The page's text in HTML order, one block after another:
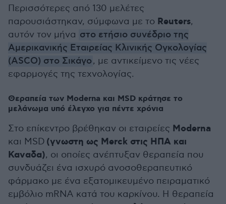
Περισσότερες από 130 μελέτες
παρουσιάστηκαν, σύμφωνα με το Reuters,
αυτόν τον μήνα στο ετήσιο συνέδριο της
Αμερικανικής Εταιρείας Κλινικής Ογκολογίας
(ASCO) στο Σικάγο, με αντικείμενο τις νέες
εφαρμογές της τεχνολογίας.
Θεραπεία των Moderna και MSD κράτησε το
μελάνωμα υπό έλεγχο για πέντε χρόνια
Στο επίκεντρο βρέθηκαν οι εταιρείες Moderna
και MSD (γνωστη ως Merck στις ΗΠΑ και
Καναδα), οι οποίες ανέπτυξαν θεραπεία που
συνδυάζει ένα ισχυρό ανοσοθεραπευτικό
φάρμακο με ένα εξατομικευμένο πειραματικό
εμβόλιο mRNA κατά του καρκίνου. Η θεραπεία